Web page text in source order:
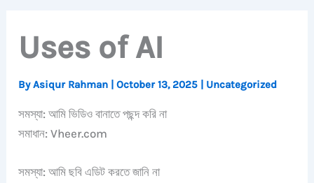
Uses of AI
ByAsiqur Rahman |October 13, 2025 Uncategorized
সমস্যা: আমি ভিডিও বানাতে পছন্দ করি না
সমাধান: Vheer.com
সমস্যা: আমি ছবি এডিট করতে জানি না